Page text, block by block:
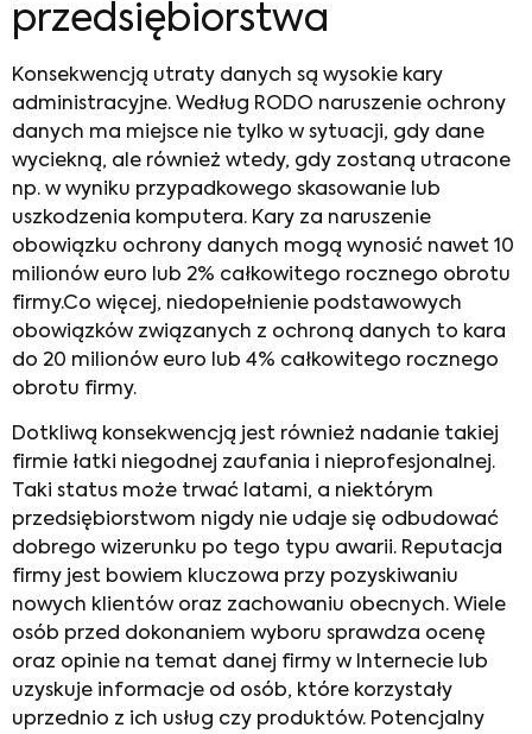
przedsiębiorstwa
Konsekwencją utraty danych są wysokie kary
administracyjne. Według RODO naruszenie ochrony
danych ma miejsce nie tylko w sytuacji, gdy dane
wyciekną, ale również wtedy, gdy zostaną utracone
np. w wyniku przypadkowego skasowanie lub
uszkodzenia komputera. Kary za naruszenie
obowiązku ochrony danych mogą wynosić nawet 10
milionów euro lub 2% całkowitego rocznego obrotu
firmy.Co więcej, niedopełnienie podstawowych
obowiązków związanych z ochroną danych to kara
do 20 milionów euro lub 4% całkowitego rocznego
obrotu firmy.
Dotkliwą konsekwencją jest również nadanie takiej
firmie łatki niegodnej zaufania i nieprofesjonalnej.
Taki status może trwać latami, a niektórym
przedsiębiorstwom nigdy nie udaje się odbudować
dobrego wizerunku po tego typu awarii. Reputacja
firmy jest bowiem kluczowa przy pozyskiwaniu
nowych klientów oraz zachowaniu obecnych. Wiele
osób przed dokonaniem wyboru sprawdza ocenę
oraz opinie na temat danej firmy w Internecie lub
uzyskuje informacje od osób, które korzystały
uprzednio z ich usług czy produktów. Potencjalny